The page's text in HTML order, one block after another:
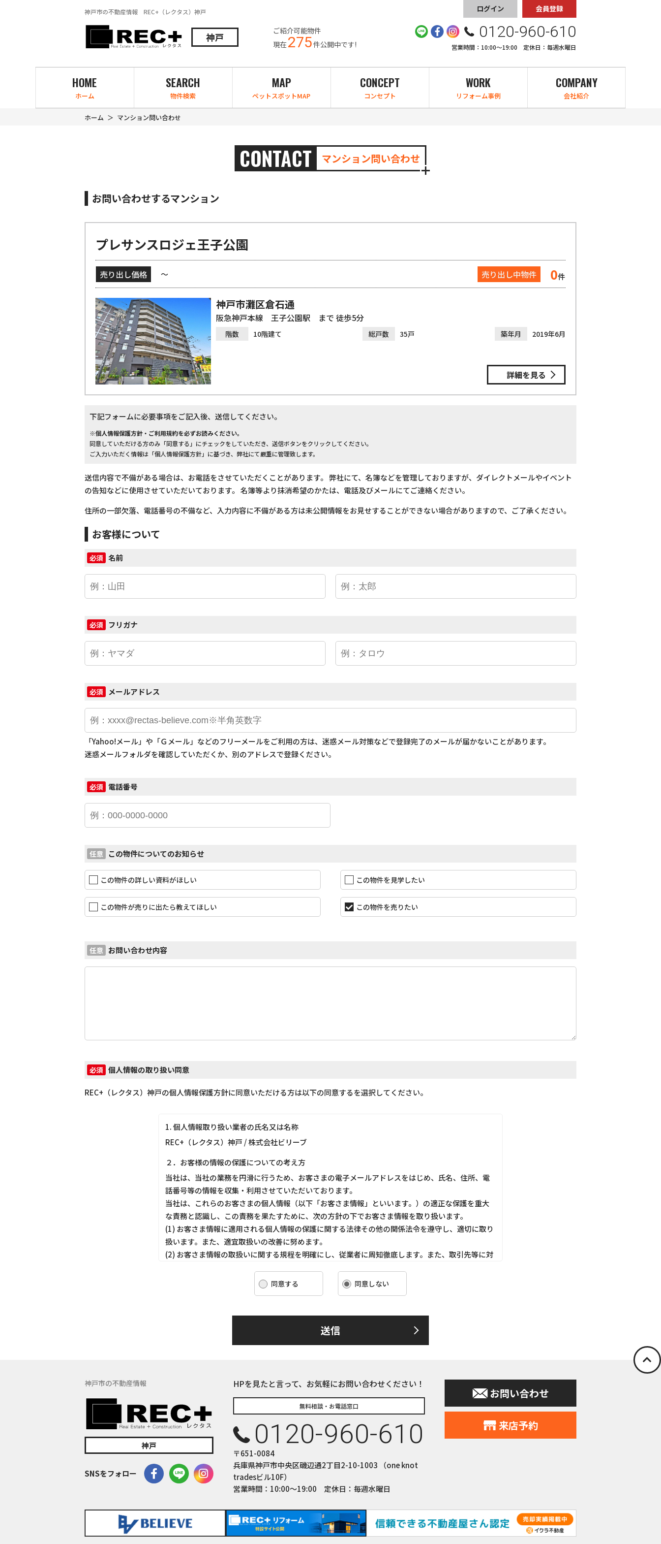
神戸市の不動産情報 REC+（レクタス）神戸
神戸
ご紹介可能物件
現在275件公開中です!
ログイン 会員登録
0120-960-610
営業時間：10:00〜19:00 定休日：毎週水曜日
HOME
ホーム
SEARCH
物件検索
MAP
ペットスポットMAP
CONCEPT
コンセプト
WORK
リフォーム事例
COMPANY
会社紹介
ホーム マンション問い合わせ
CONTACT マンション問い合わせ
お問い合わせするマンション
プレサンスロジェ王子公園
売り出し価格 ～ 売り出し中物件 0件
神戸市灘区倉石通
阪急神戸本線 王子公園駅 まで 徒歩5分
階数 10階建て 総戸数 35戸 築年月 2019年6月
詳細を見る
下記フォームに必要事項をご記入後、送信してください。
※個人情報保護方針・ご利用規約を必ずお読みください。
同意していただける方のみ「同意する」にチェックをしていただき、送信ボタンをクリックしてください。
ご入力いただく情報は「個人情報保護方針」に基づき、弊社にて厳重に管理致します。
送信内容で不備がある場合は、お電話をさせていただくことがあります。 弊社にて、名簿などを管理しておりますが、ダイレクトメールやイベント
の告知などに使用させていただいております。 名簿等より抹消希望のかたは、電話及びメールにてご連絡ください。
住所の一部欠落、電話番号の不備など、入力内容に不備がある方は未公開情報をお見せすることができない場合がありますので、ご了承ください。
お客様について
必須 名前
必須 フリガナ
必須 メールアドレス
「Yahoo!メール」や「Ｇメール」などのフリーメールをご利用の方は、迷惑メール対策などで登録完了のメールが届かないことがあります。
迷惑メールフォルダを確認していただくか、別のアドレスで登録ください。
必須 電話番号
任意 この物件についてのお知らせ
この物件の詳しい資料がほしい この物件を見学したい
この物件が売りに出たら教えてほしい この物件を売りたい
任意 お問い合わせ内容
必須 個人情報の取り扱い同意
REC+（レクタス）神戸の個人情報保護方針に同意いただける方は以下の同意するを選択してください。
1. 個人情報取り扱い業者の氏名又は名称
REC+（レクタス）神戸 / 株式会社ビリーブ
２．お客様の情報の保護についての考え方
当社は、当社の業務を円滑に行うため、お客さまの電子メールアドレスをはじめ、氏名、住所、電
話番号等の情報を収集・利用させていただいております。
当社は、これらのお客さまの個人情報（以下「お客さま情報」といいます。）の適正な保護を重大
な責務と認識し、この責務を果たすために、次の方針の下でお客さま情報を取り扱います。
(1) お客さま情報に適用される個人情報の保護に関する法律その他の関係法令を遵守し、適切に取り
扱います。また、適宜取扱いの改善に努めます。
(2) お客さま情報の取扱いに関する規程を明確にし、従業者に周知徹底します。また、取引先等に対
(3) お客さま情報の収集に際しては、利用目的を特定して通知または公表し、その利用目的にしたが
ってお客さま情報を取り扱います。
(5) 保有するお客さま情報について、お客さま本人からの開示、訂正、削除、利用停止の依頼を所定
の窓口でお受けして、誠意をもって対応いたします。
当社は、不動産についてのサービスをお客さまにご利用いただくにあたり、各種の申込みの受付、
訪問、提案、見積、各種の工事やサービス提供等の機会に、当社が直接あるいは協力会社又は業務
委託先等を通じて、お客さまの個人情報（お客さまの電子メールアドレス、氏名、住所、電話番号
等）を取得いたしますが、これらの個人情報は下記の目的に利用させていただきます。
(1) 不動産についてのサービスの提供
(2) 不動産についてのサービスのアフターサービスの提供
(3) 不動産についてのサービスのお知らせ・ＰＲ、調査・データ集積、研究開発
(4) ウェブサイトシステム管理会社（以下「サイト管理会社」といいます。）への提供。
(5) その他上記(1)から(4)に附随する業務の実施
なお、当社は、サイト管理会社が提供するサービス改善に必要な範囲で、お客様の個人データをサ
イト管理会社に提供します。
このように提供された個人データにつきましては、サイト管理会社において管理されることとなり
同意する 同意しない
送信
神戸市の不動産情報
神戸
SNSをフォロー
HPを見たと言って、お気軽にお問い合わせください！
無料相談・お電話窓口
0120-960-610
〒651-0084
兵庫県神戸市中央区磯辺通2丁目2-10-1003 （one knot
tradesビル10F）
営業時間：10:00〜19:00 定休日：毎週水曜日
お問い合わせ
来店予約